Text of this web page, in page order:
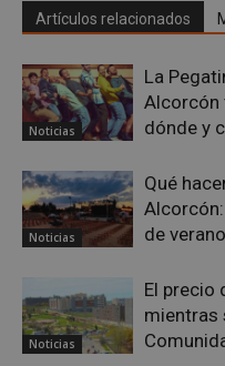
Artículos relacionados
Noticias
La
Alcorcón
dónde y
Noticias
Qué
Alcorcón:
de
Noticias
El precio
mientras
sp_landing